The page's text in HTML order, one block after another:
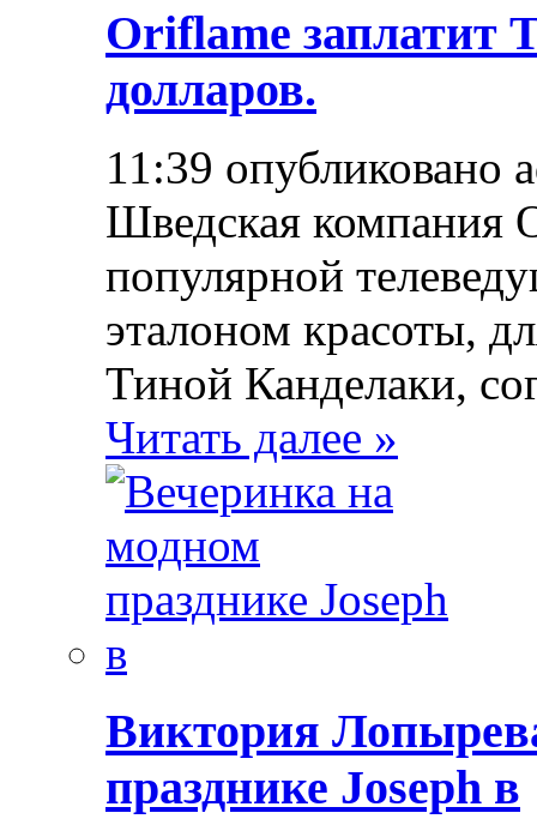
Oriflame заплатит
долларов.
11:39 опубликовано
Шведская компания
популярной
эталоном красоты,
Тиной Канделаки,
Читать далее »
Виктория
празднике Joseph в